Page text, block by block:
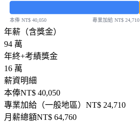
本俸 NT$ 40,050 專業加給 NT$ 24,710
年薪（含獎金）
94 萬
年終+考績獎金
16 萬
薪資明細
本俸NT$ 40,050
專業加給（一般地區） NT$ 24,710
月薪總額NT$ 64,760